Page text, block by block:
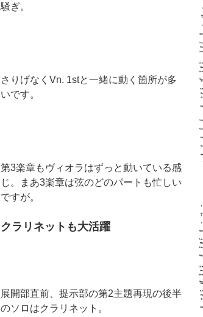
騒ぎ。
さりげなくVn. 1stと一緒に動く箇所が多
いです。
第3楽章もヴィオラはずっと動いている感
じ。まあ3楽章は弦のどのパートも忙しい
ですが。
クラリネットも大活躍
展開部直前、提示部の第2主題再現の後半
のソロはクラリネット。